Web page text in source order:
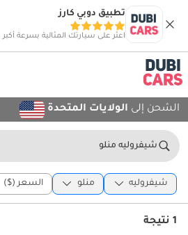
تطبيق دوبي كارز
اعثر على سيارتك المثالية بسرعة أكبر
الشحن إلى الولايات المتحدة
شيفروليه منلو
شيفروليه منلو السعر ($)
1 نتيجة